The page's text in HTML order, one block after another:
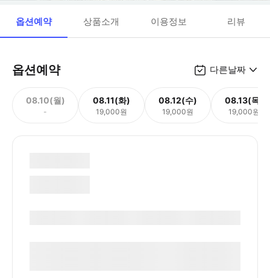
옵션예약 상품소개 이용정보 리뷰
옵션예약 다른날짜
08.10(월)
-
08.11(화)
19,000원
08.12(수)
19,000원
08.13(목)
19,000원